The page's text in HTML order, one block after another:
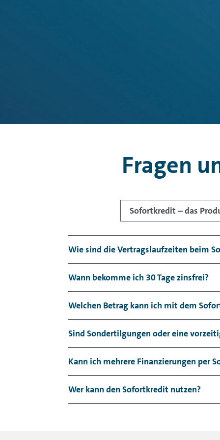
Fragen
Wie sind die Vertragslaufzeiten beim
Die Laufzeit kann während der
Monate und maximal 48 Monate.
zurückzahlen.
Wann bekomme ich 30 Tage zinsfrei?
Bei jedem Einkauf mit dem Sofortkredit
beim Händler anmelden können und
Welchen Betrag kann ich mit dem
Der über den Sofortkredit zu
Sind Sondertilgungen oder eine
Ja, das ist möglich. Möchten Sie den
service@der-sofortkredit.de. Wir
für Ihre Überweisung mit.
Kann ich mehrere Finanzierungen per
Nein, jeder Kunde kann nur eine
vollständiger Rückzahlung Ihrer
Wer kann den Sofortkredit nutzen?